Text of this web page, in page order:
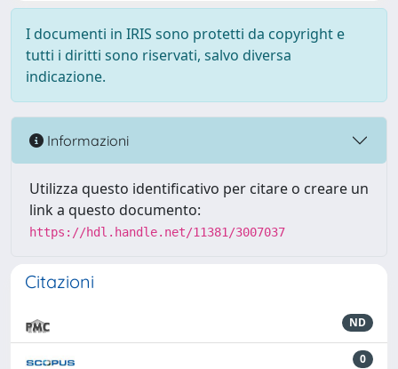
I documenti in IRIS sono protetti da copyright e
tutti i diritti sono riservati, salvo diversa
indicazione.
Informazioni
Utilizza questo identificativo per citare o creare un
link a questo documento:
https://hdl.handle.net/11381/3007037
Citazioni
ND
0